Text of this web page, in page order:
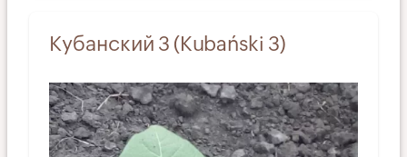
Кубанский 3 (Kubański 3)